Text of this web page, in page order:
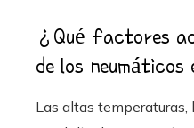
¿Qué factores
de los neumáticos
Las altas temperaturas,